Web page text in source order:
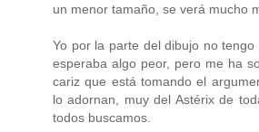
un menor tamaño, se verá mucho
Yo por la parte del dibujo no
esperaba algo peor, pero me ha
cariz que está tomando el
lo adornan, muy del Astérix de
todos buscamos.